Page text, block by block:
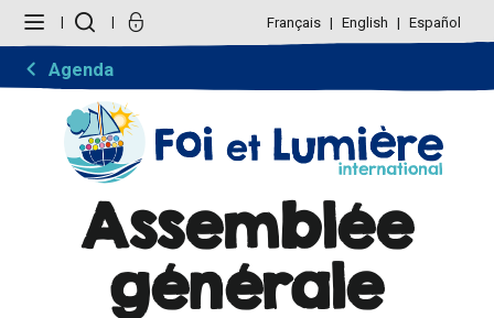
contenu.
navigation
personnels
Français English Español
Agenda
Assemblée
générale